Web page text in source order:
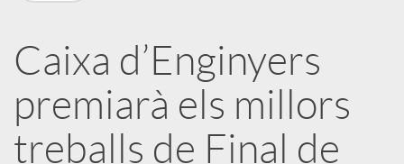
r
x
Caixa d’Enginyers
premiarà els millors
treballs de Final de